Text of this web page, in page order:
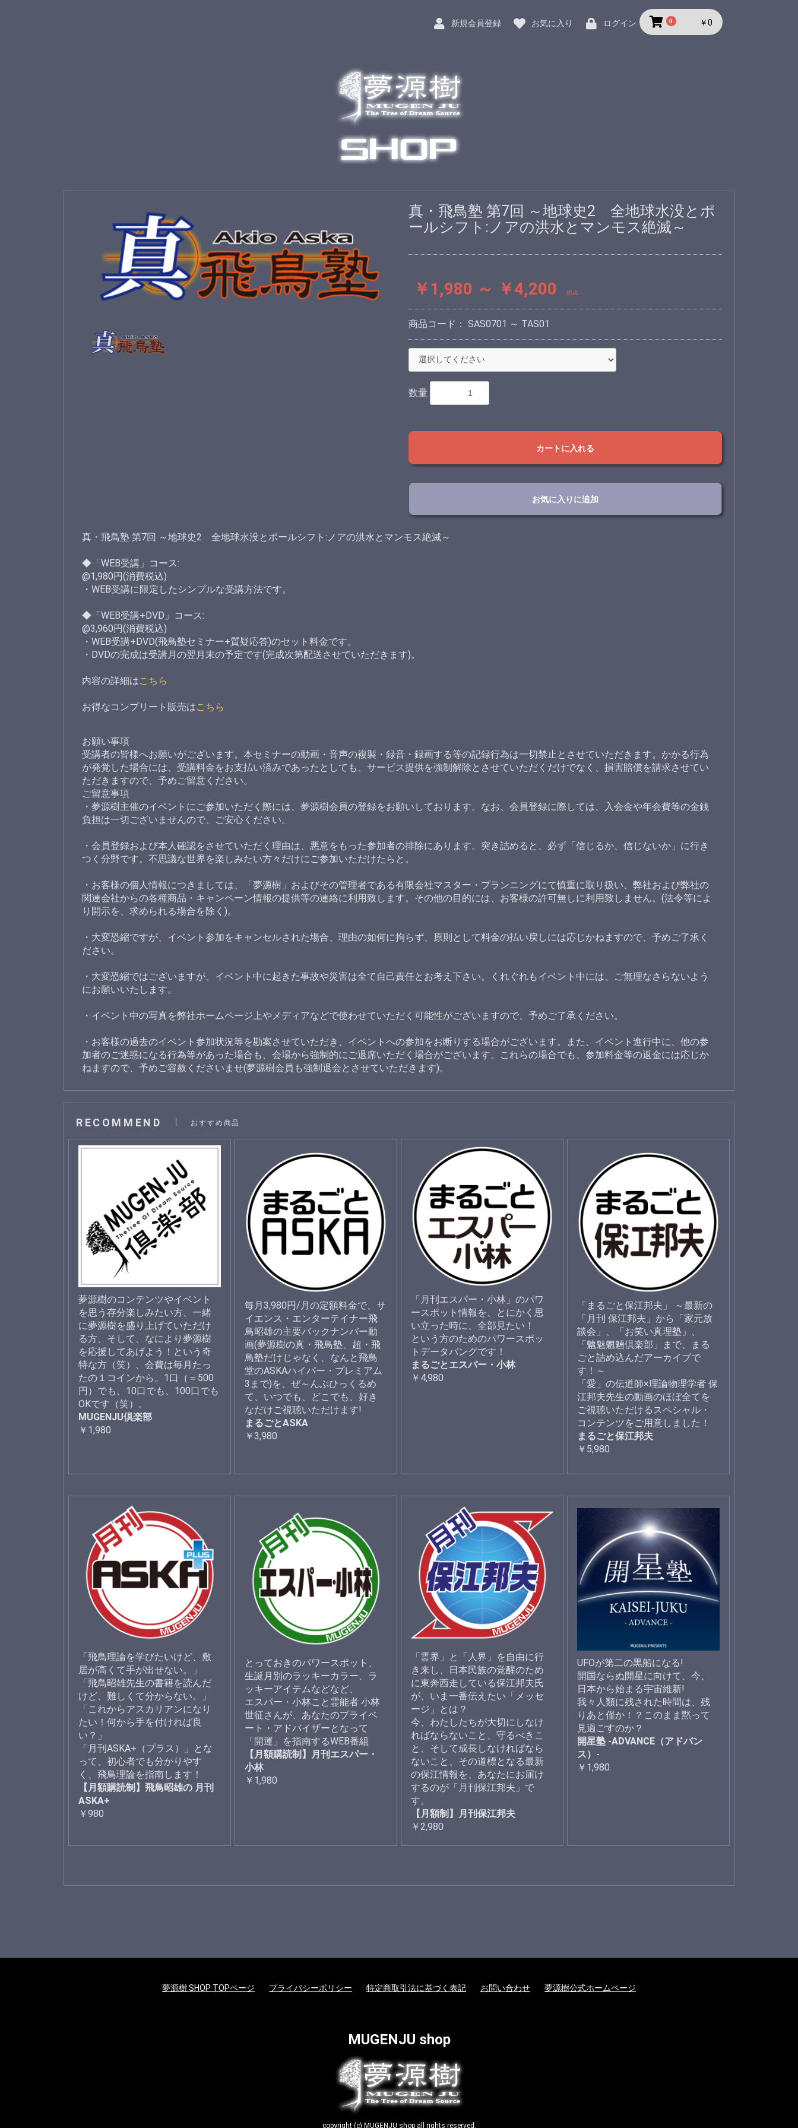
新規会員登録 お気に入り ログイン 0 ￥0
真・飛鳥塾 第7回 ～地球史2 全地球水没とポ
ールシフト:ノアの洪水とマンモス絶滅～
￥1,980 ～ ￥4,200 税込
商品コード： SAS0701 ～ TAS01
数量
カートに入れる
お気に入りに追加
真・飛鳥塾 第7回 ～地球史2 全地球水没とポールシフト:ノアの洪水とマンモス絶滅～
◆「WEB受講」コース:
@1,980円(消費税込)
・WEB受講に限定したシンプルな受講方法です。
◆「WEB受講+DVD」コース:
@3,960円(消費税込)
・WEB受講+DVD(飛鳥塾セミナー+質疑応答)のセット料金です。
・DVDの完成は受講月の翌月末の予定です(完成次第配送させていただきます)。
内容の詳細はこちら
お得なコンプリート販売はこちら
お願い事項
受講者の皆様へお願いがございます。本セミナーの動画・音声の複製・録音・録画する等の記録行為は一切禁止とさせていただきます。かかる行為
が発覚した場合には、受講料金をお支払い済みであったとしても、サービス提供を強制解除とさせていただくだけでなく、損害賠償を請求させてい
ただきますので、予めご留意ください。
ご留意事項
・夢源樹主催のイベントにご参加いただく際には、夢源樹会員の登録をお願いしております。なお、会員登録に際しては、入会金や年会費等の金銭
負担は一切ございませんので、ご安心ください。
・会員登録および本人確認をさせていただく理由は、悪意をもった参加者の排除にあります。突き詰めると、必ず「信じるか、信じないか」に行き
つく分野です。不思議な世界を楽しみたい方々だけにご参加いただけたらと。
・お客様の個人情報につきましては、「夢源樹」およびその管理者である有限会社マスター・プランニングにて慎重に取り扱い、弊社および弊社の
関連会社からの各種商品・キャンペーン情報の提供等の連絡に利用致します。その他の目的には、お客様の許可無しに利用致しません。(法令等によ
り開示を、求められる場合を除く)。
・大変恐縮ですが、イベント参加をキャンセルされた場合、理由の如何に拘らず、原則として料金の払い戻しには応じかねますので、予めご了承く
ださい。
・大変恐縮ではございますが、イベント中に起きた事故や災害は全て自己責任とお考え下さい。くれぐれもイベント中には、ご無理なさらないよう
にお願いいたします。
・イベント中の写真を弊社ホームページ上やメディアなどで使わせていただく可能性がございますので、予めご了承ください。
・お客様の過去のイベント参加状況等を勘案させていただき、イベントへの参加をお断りする場合がございます。また、イベント進行中に、他の参
加者のご迷惑になる行為等があった場合も、会場から強制的にご退席いただく場合がございます。これらの場合でも、参加料金等の返金には応じか
ねますので、予めご容赦くださいませ(夢源樹会員も強制退会とさせていただきます)。
RECOMMEND おすすめ商品
夢源樹のコンテンツやイベント
を思う存分楽しみたい方、一緒
に夢源樹を盛り上げていただけ
る方、そして、なにより夢源樹
を応援してあげよう！という奇
特な方（笑）、会費は毎月たっ
たの１コインから。1口（＝500
円）でも、10口でも、100口でも
OKです（笑）。
MUGENJU倶楽部
￥1,980
毎月3,980円/月の定額料金で、サ
イエンス・エンターテイナー飛
鳥昭雄の主要バックナンバー動
画(夢源樹の真・飛鳥塾、超・飛
鳥塾だけじゃなく、なんと飛鳥
堂のASKAハイパー・プレミアム
3まで)を、ぜ～んぶひっくるめ
て、いつでも、どこでも、好き
なだけご視聴いただけます!
まるごとASKA
￥3,980
「月刊エスパー・小林」のパワ
ースポット情報を、とにかく思
い立った時に、全部見たい！
という方のためのパワースポッ
トデータバングです！
まるごとエスパー・小林
￥4,980
「まるごと保江邦夫」 ～最新の
「月刊 保江邦夫」から「家元放
談会」、「お笑い真理塾」、
「魑魅魍魎倶楽部」まで、まる
ごと詰め込んだアーカイブで
す！～
「愛」の伝道師×理論物理学者 保
江邦夫先生の動画のほぼ全てを
ご視聴いただけるスペシャル・
コンテンツをご用意しました！
まるごと保江邦夫
￥5,980
「飛鳥理論を学びたいけど、敷
居が高くて手が出せない。」
「飛鳥昭雄先生の書籍を読んだ
けど、難しくて分からない。」
「これからアスカリアンになり
たい！何から手を付ければ良
い？」
「月刊ASKA+（プラス）」とな
って、初心者でも分かりやす
く、飛鳥理論を指南します！
【月額購読制】飛鳥昭雄の 月刊
ASKA+
￥980
とっておきのパワースポット、
生誕月別のラッキーカラー、ラ
ッキーアイテムなどなど、
エスパー・小林こと霊能者 小林
世征さんが、あなたのプライベ
ート・アドバイザーとなって
「開運」を指南するWEB番組
【月額購読制】月刊エスパー・
小林
￥1,980
「霊界」と「人界」を自由に行
き来し、日本民族の覚醒のため
に東奔西走している保江邦夫氏
が、いま一番伝えたい「メッセ
ージ」とは？
今、わたしたちが大切にしなけ
ればならないこと、守るべきこ
と、そして成長しなければなら
ないこと、その道標となる最新
の保江情報を、あなたにお届け
するのが「月刊保江邦夫」で
す。
【月額制】月刊保江邦夫
￥2,980
UFOが第二の黒船になる!
開国ならぬ開星に向けて、今、
日本から始まる宇宙維新!
我々人類に残された時間は、残
りあと僅か！？このまま黙って
見過ごすのか？
開星塾 -ADVANCE（アドバン
ス）-
￥1,980
夢源樹 SHOP TOPページ プライバシーポリシー 特定商取引法に基づく表記 お問い合わせ 夢源樹公式ホームページ
MUGENJU shop
copyright (c) MUGENJU shop all rights reserved.